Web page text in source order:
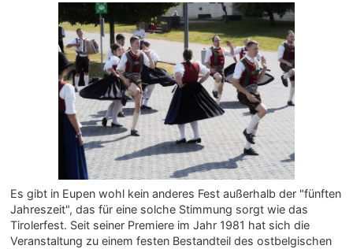
Wasserstand des Rheins in NRW so niedrig wie noch nie
05.08.2026 - 17:32 von Peter G zu
Mehrere Menschen in Londons City niedergestochen
05.08.2026 - 17:19 von Chips zu
Wasserstand des Rheins in NRW so niedrig wie noch nie
05.08.2026 - 17:18 von Chips zu
Wasserstand des Rheins in NRW so niedrig wie noch nie
05.08.2026 - 17:05 von Dax zu
Wie kam es zur Ceuta-Krise?
05.08.2026 - 17:00 von Chips zu
Wasserstand des Rheins in NRW so niedrig wie noch nie
05.08.2026 - 17:00 von Dax zu
Wie kam es zur Ceuta-Krise?
Es gibt in Eupen wohl kein anderes Fest außerhalb der "fünften
Jahreszeit", das für eine solche Stimmung sorgt wie das
Tirolerfest. Seit seiner Premiere im Jahr 1981 hat sich die
Veranstaltung zu einem festen Bestandteil des ostbelgischen